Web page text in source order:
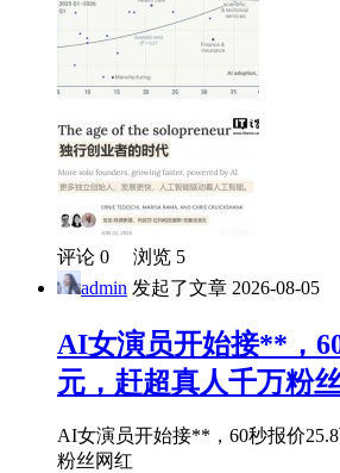
评论 0 浏览 5
admin 发起了文章 2026-08-05
AI女演员开始接**，
元，赶超真人千万粉
AI女演员开始接**，60秒报价
粉丝网红